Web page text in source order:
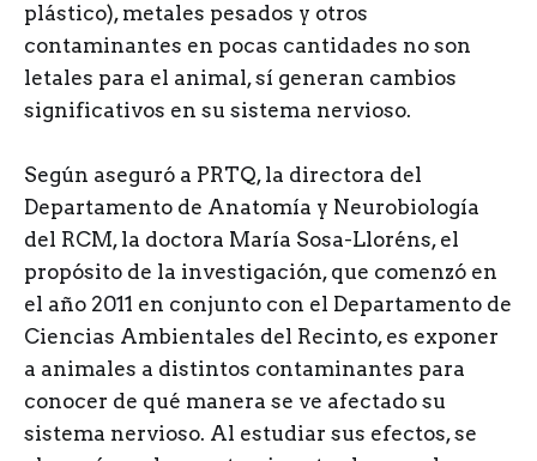
plástico), metales pesados y otros
contaminantes en pocas cantidades no son
letales para el animal, sí generan cambios
significativos en su sistema nervioso.
Según aseguró a PRTQ, la directora del
Departamento de Anatomía y Neurobiología
del RCM, la doctora María Sosa-Lloréns, el
propósito de la investigación, que comenzó en
el año 2011 en conjunto con el Departamento de
Ciencias Ambientales del Recinto, es exponer
a animales a distintos contaminantes para
conocer de qué manera se ve afectado su
sistema nervioso. Al estudiar sus efectos, se